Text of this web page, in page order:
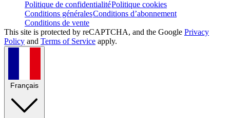
Politique de confidentialitéPolitique cookies
Conditions généralesConditions d’abonnement
Conditions de vente
This site is protected by reCAPTCHA, and the Google Privacy
Policy and Terms of Service apply.
Français